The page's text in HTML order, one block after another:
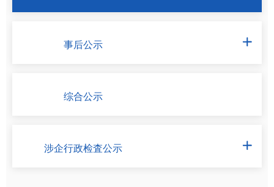
事后公示 
综合公示
涉企行政检査公示 